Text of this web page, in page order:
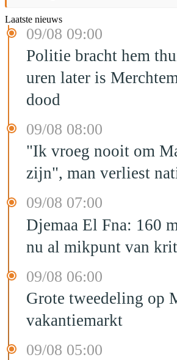
Laatste nieuws
09/08 09:00
Politie bracht hem
uren later is
dood
09/08 08:00
"Ik vroeg nooit om
zijn", man verliest
09/08 07:00
Djemaa El Fna: 160
nu al mikpunt van
09/08 06:00
Grote tweedeling op
vakantiemarkt
09/08 05:00